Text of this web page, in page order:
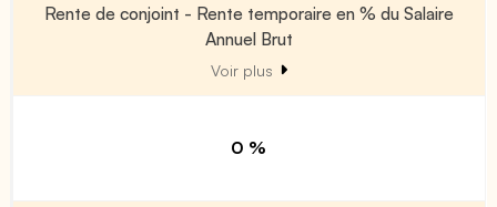
Rente de conjoint - Rente temporaire en % du Salaire
Annuel Brut
Voir plus
0 %